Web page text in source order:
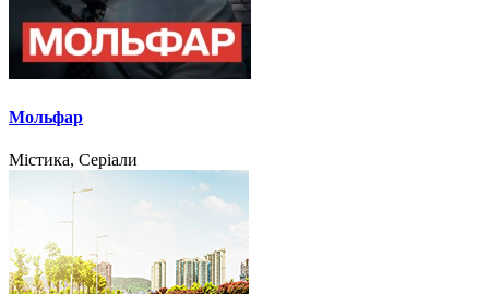
Мольфар
Містика, Серіали